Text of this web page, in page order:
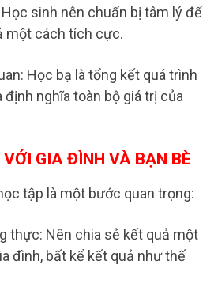
sinh nên chuẩn bị tâm lý để
một cách tích cực.
Học bạ là tổng kết quá trình
định nghĩa toàn bộ giá trị của
VỚI GIA ĐÌNH VÀ BẠN BÈ
tập là một bước quan trọng:
thực: Nên chia sẻ kết quả một
đình, bất kể kết quả như thế